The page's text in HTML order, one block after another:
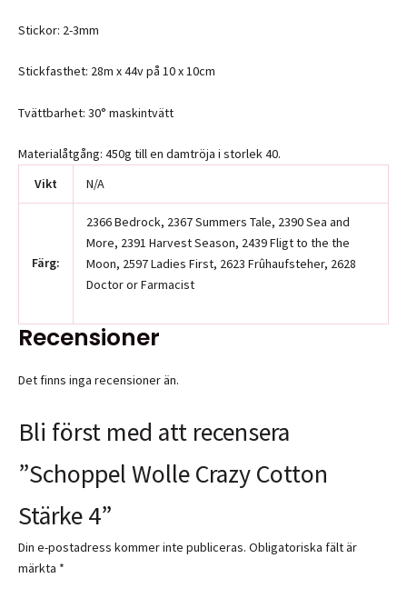
Stickor: 2-3mm
Stickfasthet: 28m x 44v på 10 x 10cm
Tvättbarhet: 30° maskintvätt
Materialåtgång: 450g till en damtröja i storlek 40.
Vikt
N/A
Färg:
2366 Bedrock, 2367 Summers Tale, 2390 Sea and
More, 2391 Harvest Season, 2439 Fligt to the the
Moon, 2597 Ladies First, 2623 Frûhaufsteher, 2628
Doctor or Farmacist
Recensioner
Det finns inga recensioner än.
Bli först med att recensera
”Schoppel Wolle Crazy Cotton
Stärke 4”
Din e-postadress kommer inte publiceras. Obligatoriska fält är
märkta *